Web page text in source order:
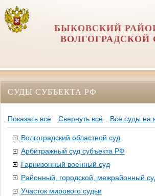
БЫКОВСКИЙ
ВОЛГОГРАДСКОЙ
СУДЫ СУБЪЕКТА РФ
Показать всё Свернуть всё Все суды на
Волгоградский областной суд
Арбитражный суд субъекта РФ
Гарнизонный военный суд
Районный, городской, межрайонный
Участок мирового судьи